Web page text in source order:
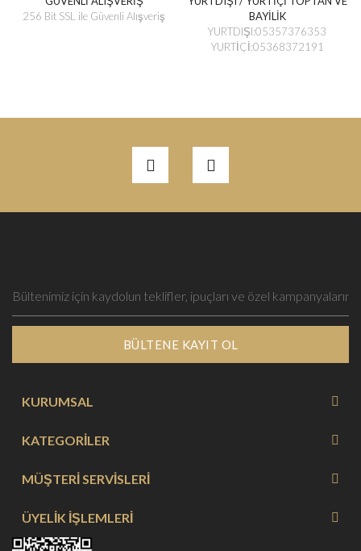
256 Bit SSL ile Güvenli Alışveriş
BAYİLİK
YURTDIŞI:05357376353
YURTİÇİ:05368372191
BÜLTENE KAYIT OL
KURUMSAL
KATEGORİLER
MÜŞTERİ SERVİSLERİ
ÜYELİK İŞLEMLERİ